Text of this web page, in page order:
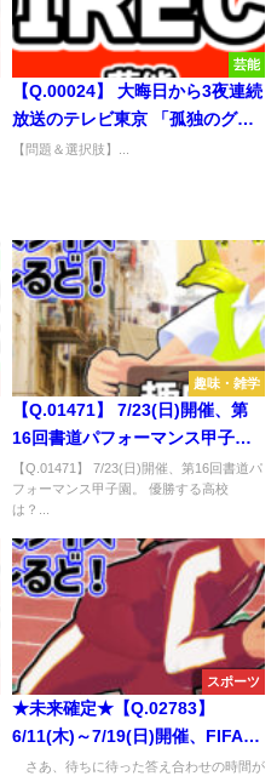
芸能
【Q.00024】 大晦日から3夜連続
放送のテレビ東京 「孤独のグル
メ」「きのう何食べた？」「忘
【問題＆選択肢】...
趣味・雑学
【Q.01471】 7/23(日)開催、第
16回書道パフォーマンス甲子
園。 優勝する高校は？
【Q.01471】 7/23(日)開催、第16回書道パ
フォーマンス甲子園。 優勝する高校
は？...
スポーツ
★未来確定★【Q.02783】
6/11(木)～7/19(日)開催、FIFAワ
ールドカップ2026。優勝国は？
さあ、待ちに待った答え合わせの時間が